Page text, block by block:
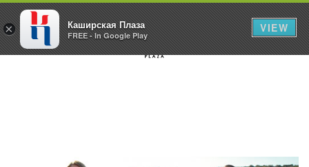
× Каширская Плаза
FREE - In Google Play
VIEW